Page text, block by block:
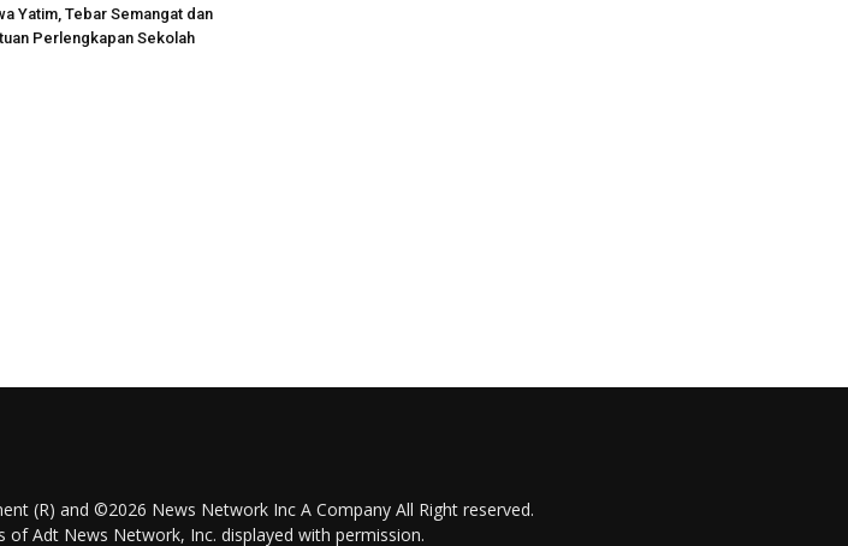
Yatim, Tebar Semangat dan
Perlengkapan Sekolah
(R) and ©2026 News Network Inc A Company All Right reserved.
Adt News Network, Inc. displayed with permission.